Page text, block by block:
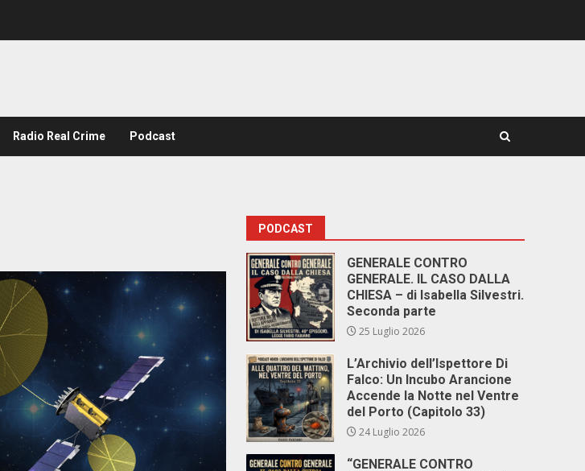
Radio Real Crime Podcast
PODCAST
GENERALE CONTRO
GENERALE. IL CASO DALLA
CHIESA – di Isabella Silvestri.
Seconda parte
25 Luglio 2026
L’Archivio dell’Ispettore Di
Falco: Un Incubo Arancione
Accende la Notte nel Ventre
del Porto (Capitolo 33)
24 Luglio 2026
“GENERALE CONTRO